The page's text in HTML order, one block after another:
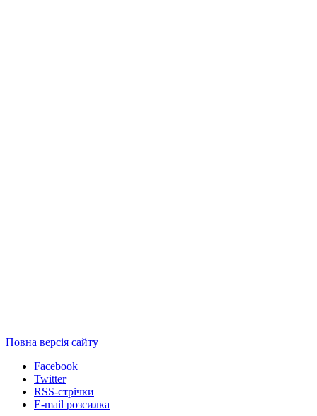
Повна версія сайту
Facebook
Twitter
RSS-стрічки
E-mail розсилка